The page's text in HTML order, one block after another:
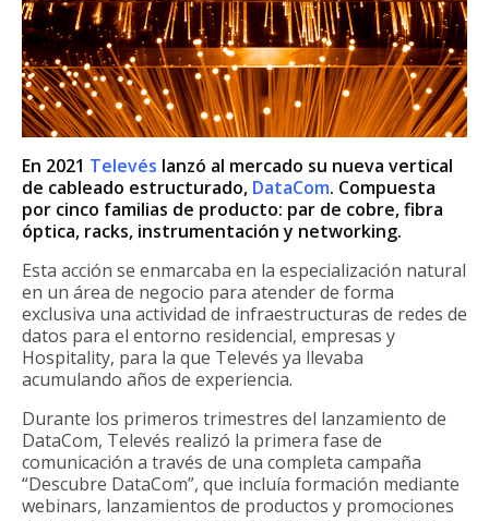
En 2021 Televés lanzó al mercado su nueva vertical
de cableado estructurado, DataCom. Compuesta
por cinco familias de producto: par de cobre, fibra
óptica, racks, instrumentación y networking.
Esta acción se enmarcaba en la especialización natural
en un área de negocio para atender de forma
exclusiva una actividad de infraestructuras de redes de
datos para el entorno residencial, empresas y
Hospitality, para la que Televés ya llevaba
acumulando años de experiencia.
Durante los primeros trimestres del lanzamiento de
DataCom, Televés realizó la primera fase de
comunicación a través de una completa campaña
“Descubre DataCom”, que incluía formación mediante
webinars, lanzamientos de productos y promociones